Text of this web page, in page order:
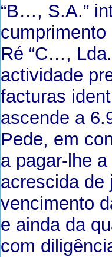
“B…, S.A.”
Ré “C…,
actividade
facturas
ascende a
Pede, em
a pagar-lhe
acrescida de
vencimento
e ainda da
com